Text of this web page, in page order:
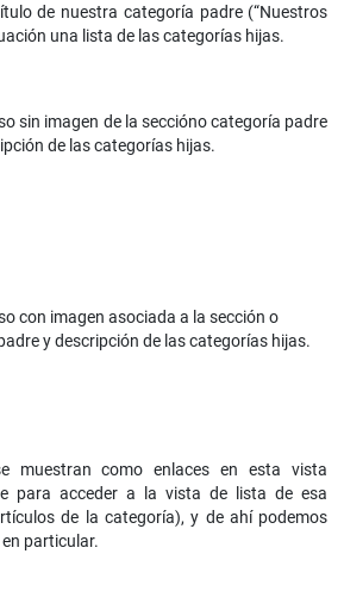
de nuestra categoría padre (“Nuestros
una lista de las categorías hijas.
sin imagen de la seccióno categoría padre
de las categorías hijas.
con imagen asociada a la sección o
y descripción de las categorías hijas.
muestran como enlaces en esta vista
para acceder a la vista de lista de esa
de la categoría), y de ahí podemos
particular.